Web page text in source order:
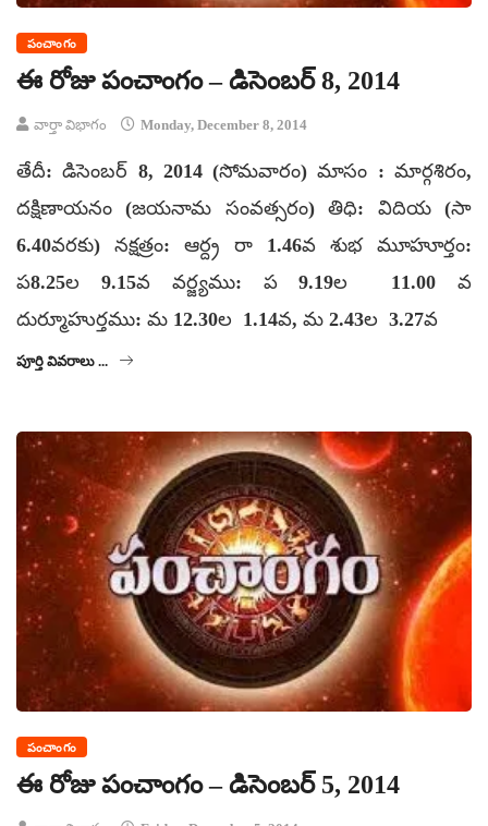
పంచాంగం
ఈ రోజు పంచాంగం – డిసెంబర్ 8, 2014
వార్తా విభాగం Monday, December 8, 2014
తేదీ: డిసెంబర్ 8, 2014 (సోమవారం) మాసం : మార్గశిరం,
దక్షిణాయనం (జయనామ సంవత్సరం) తిధి: విదియ (సా
6.40వరకు) నక్షత్రం: ఆర్ద్ర రా 1.46వ శుభ మూహూర్తం:
ప8.25ల 9.15వ వర్జ్యము: ప 9.19ల 11.00 వ
దుర్మూహుర్తము: మ 12.30ల 1.14వ, మ 2.43ల 3.27వ
పూర్తి వివరాలు ...
పంచాంగం
ఈ రోజు పంచాంగం – డిసెంబర్ 5, 2014